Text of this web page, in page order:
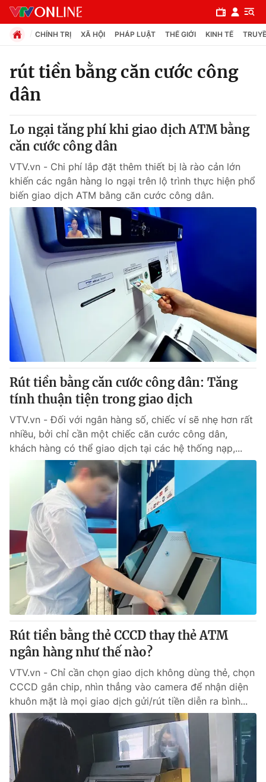
Chuyên mục
Chính trị
Xã hội
Pháp luật
Y tế
Thế giới
Tin tức
Thế giới đó đây
Câu chuyện quốc tế
Kinh tế
Tài chính
Thị trường
Góc doanh nghiệp
Dữ liệu và đời sống
Truyền hình
Phim VTV
Hậu trường
Nhân vật
Giải sao mai
Giải trí
Điện ảnh
Âm nhạc
Đời sống
Du lịch
Chất lượng cuộc sống
Giáo dục
Tuyển sinh
Học trực tuyến
Công nghệ
Hitech Công nghệ tương lai
Sản phẩm
Thị trường
Tư vấn
Giao lưu trực tuyến
Lịch phát sóng
Chuyên mục khác
Emagazine Podcast
Photo Infographic
Video Shorts video
VTV Money VTV Thể thao
VTV Sức khoẻ Bất động sản
CHÍNH TRỊ XÃ HỘI PHÁP LUẬT THẾ GIỚI KINH TẾ
rút tiền bằng căn cước công
dân
Lo ngại tăng phí khi giao dịch ATM bằng
căn cước công dân
VTV.vn - Chi phí lắp đặt thêm thiết bị là rào cản lớn
khiến các ngân hàng lo ngại trên lộ trình thực hiện phổ
biến giao dịch ATM bằng căn cước công dân.
Rút tiền bằng căn cước công dân: Tăng
tính thuận tiện trong giao dịch
VTV.vn - Đối với ngân hàng số, chiếc ví sẽ nhẹ hơn rất
nhiều, bởi chỉ cần một chiếc căn cước công dân,
khách hàng có thể giao dịch tại các hệ thống nạp,...
Rút tiền bằng thẻ CCCD thay thẻ ATM
ngân hàng như thế nào?
VTV.vn - Chỉ cần chọn giao dịch không dùng thẻ, chọn
CCCD gắn chip, nhìn thẳng vào camera để nhận diện
khuôn mặt là mọi giao dịch gửi/rút tiền diễn ra bình...